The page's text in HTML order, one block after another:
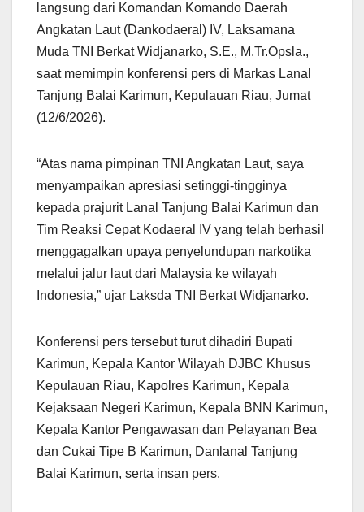
langsung dari Komandan Komando Daerah
Angkatan Laut (Dankodaeral) IV, Laksamana
Muda TNI Berkat Widjanarko, S.E., M.Tr.Opsla.,
saat memimpin konferensi pers di Markas Lanal
Tanjung Balai Karimun, Kepulauan Riau, Jumat
(12/6/2026).
“Atas nama pimpinan TNI Angkatan Laut, saya
menyampaikan apresiasi setinggi-tingginya
kepada prajurit Lanal Tanjung Balai Karimun dan
Tim Reaksi Cepat Kodaeral IV yang telah berhasil
menggagalkan upaya penyelundupan narkotika
melalui jalur laut dari Malaysia ke wilayah
Indonesia,” ujar Laksda TNI Berkat Widjanarko.
Konferensi pers tersebut turut dihadiri Bupati
Karimun, Kepala Kantor Wilayah DJBC Khusus
Kepulauan Riau, Kapolres Karimun, Kepala
Kejaksaan Negeri Karimun, Kepala BNN Karimun,
Kepala Kantor Pengawasan dan Pelayanan Bea
dan Cukai Tipe B Karimun, Danlanal Tanjung
Balai Karimun, serta insan pers.